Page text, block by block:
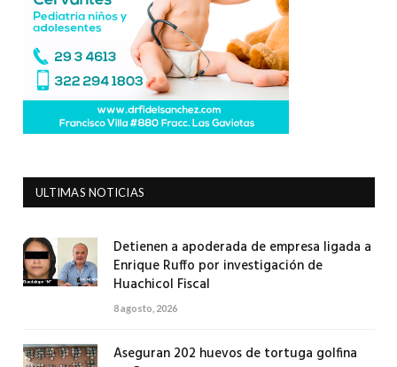
ULTIMAS NOTICIAS
Detienen a apoderada de empresa ligada a
Enrique Ruffo por investigación de
Huachicol Fiscal
8 agosto, 2026
Aseguran 202 huevos de tortuga golfina